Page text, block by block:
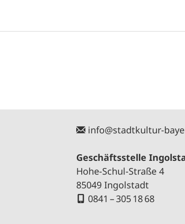
info@stadtkultur-
Geschäftsstelle
Hohe-Schul-Straße 4
85049 Ingolstadt
0841 – 305 18 68